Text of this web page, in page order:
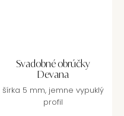
Svadobné obrúčky
Devana
šírka 5 mm, jemne vypuklý
profil